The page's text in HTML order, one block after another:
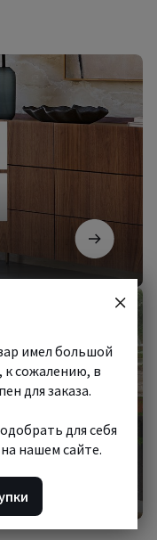
имел большой
к сожалению, в
для заказа.
для себя
нашем сайте.